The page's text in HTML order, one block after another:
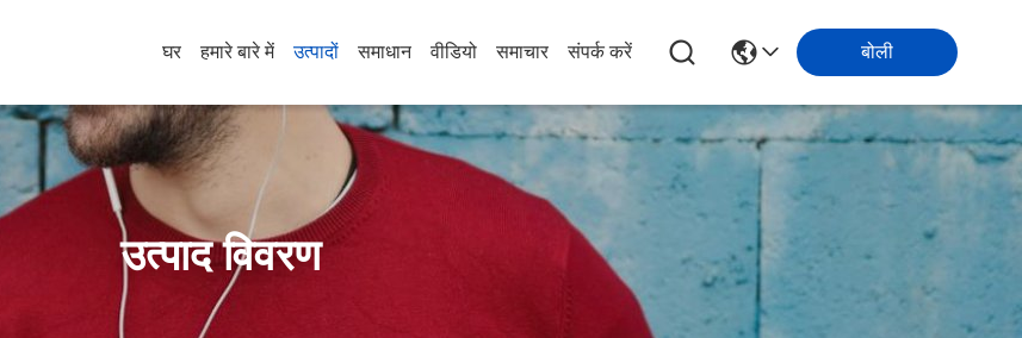
घर हमारे बारे में उत्पादों समाधान वीडियो समाचार संपर्क करें बोली
उत्पाद विवरण